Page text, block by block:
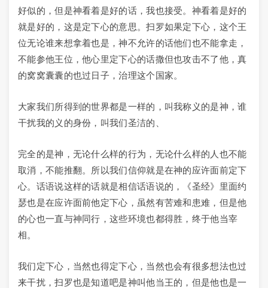
好似的，但是神看着是好的话，我也接受。神看着是好的
就是好的，这是定下心的意思。扫罗如果定下心，这个王
位无论谁来想拿着也是，神不允许的话他们也不能拿走，
不能参他王位，他心里定下心的话撒但也攻击不了他，真
的窝窝囊囊的也过日子，治理这个国家。
大家我们所得到的世界都是一样的，叫我称义的是神，谁
干扰我的义的身份，叫我们圣洁的、
完全的是神，无论什么样的行为，无论什么样的人也不能
取消，不能推翻。所以我们信仰就是在神的应许面前定下
心。话语说这样的话就是相信话语说的，《圣经》里面约
瑟也是在应许面前他定下心，虽然有苦难和患难，但是他
的心也一直与神同行，这些环境也都得胜，终于他当宰
相。
我们定下心，当然也得定下心，当然也会有很多想法也过
来干扰，扫罗也是知道吧是神叫他当王的，但是他也是一